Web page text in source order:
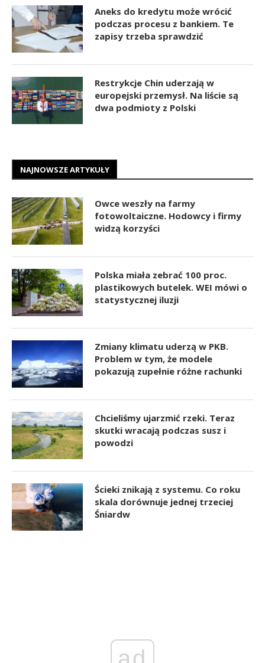
Aneks do kredytu może wrócić
podczas procesu z bankiem. Te
zapisy trzeba sprawdzić
Restrykcje Chin uderzają w
europejski przemysł. Na liście są
dwa podmioty z Polski
NAJNOWSZE ARTYKUŁY
Owce weszły na farmy
fotowoltaiczne. Hodowcy i firmy
widzą korzyści
Polska miała zebrać 100 proc.
plastikowych butelek. WEI mówi o
statystycznej iluzji
Zmiany klimatu uderzą w PKB.
Problem w tym, że modele
pokazują zupełnie różne rachunki
Chcieliśmy ujarzmić rzeki. Teraz
skutki wracają podczas susz i
powodzi
Ścieki znikają z systemu. Co roku
skala dorównuje jednej trzeciej
Śniardw